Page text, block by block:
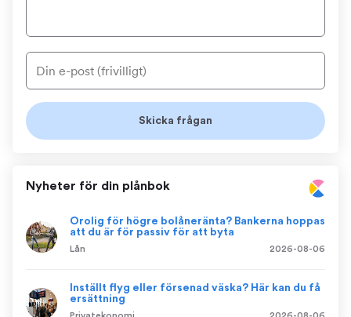
Nyheter för din plånbok
Orolig för högre bolåneränta? Bankerna hoppas
att du är för passiv för att byta
Lån 2026-08-06
Inställt flyg eller försenad väska? Här kan du få
ersättning